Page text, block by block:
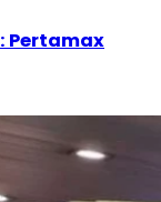
Pertamax